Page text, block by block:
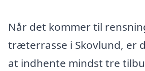
Når det kommer til
træterrasse i Skovlund, er
at indhente mindst tre